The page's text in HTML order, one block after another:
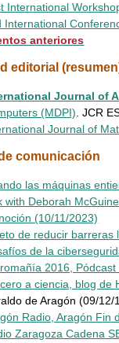
International
International
anteriores
editorial
Journal of
(MDPI) . JCR
Journal of
comunicación
las máquinas
with Deborah
(10/11/2023)
de reducir barreras
de la
2016, Pódcast
a ciencia, blog de
de Aragón (09/
Radio, Aragón Fin
Zaragoza Cadena